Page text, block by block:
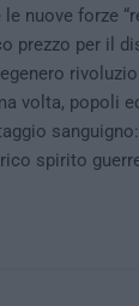
nuove forze
prezzo per il
volta, popoli
spirito